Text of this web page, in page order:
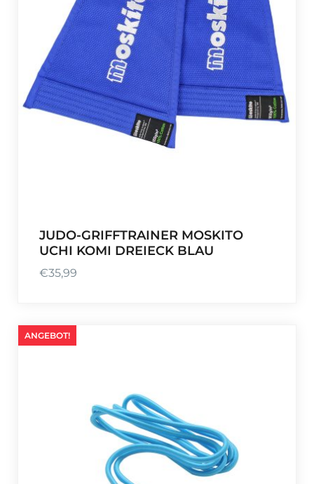
JUDO-GRIFFTRAINER MOSKITO
UCHI KOMI DREIECK BLAU
€35,99
ANGEBOT!